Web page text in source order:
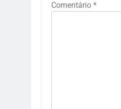
Comentário *